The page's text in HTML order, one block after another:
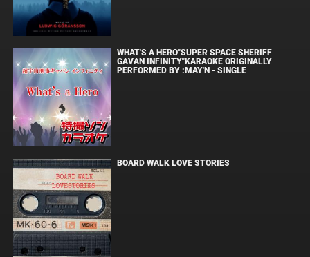
WHAT'S A HERO"SUPER SPACE SHERIFF
GAVAN INFINITY"KARAOKE ORIGINALLY
PERFORMED BY :MAY'N - SINGLE
BOARD WALK LOVE STORIES